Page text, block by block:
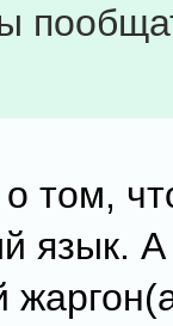
том,
язык.